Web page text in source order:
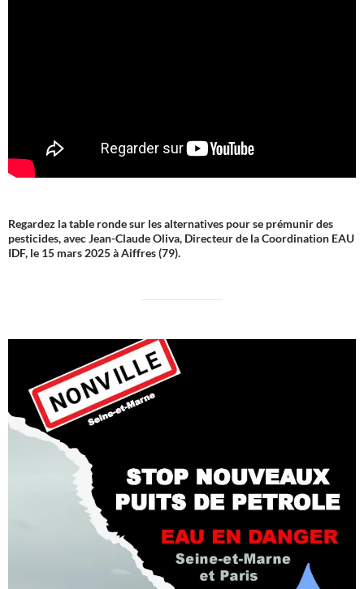
Regardez la table ronde sur les alternatives pour se prémunir des
pesticides, avec Jean-Claude Oliva, Directeur de la Coordination EAU
IDF, le 15 mars 2025 à Aiffres (79).